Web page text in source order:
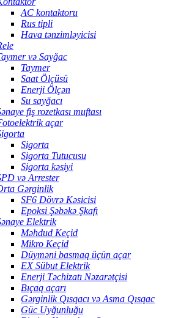
AC kontaktoru
Rus tipli
Hava tənzimləyicisi
və Sayğac
Taymer
Saat Ölçüsü
Enerji Ölçən
Su sayğacı
fiş rozetkası muftası
açar
Sigorta
Sigorta Tutucusu
Sigorta kəsiyi
və Arrester
Gərginlik
SF6 Dövrə Kəsicisi
Epoksi Şəbəkə Şkafı
Elektrik
Məhdud Keçid
Mikro Keçid
Düyməni basmaq üçün açar
EX Sübut Elektrik
Enerji Təchizatı Nəzarətçisi
Bıçaq açarı
Gərginlik Qısqacı və Asma Qısqac
Güc Uyğunluğu